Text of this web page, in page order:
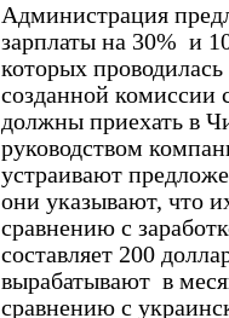
Администрация
зарплаты на 30% и
которых
созданной комиссии
должны приехать в
руководством
устраивают
они указывают, что
сравнению с
составляет 200
вырабатывают в
сравнению с